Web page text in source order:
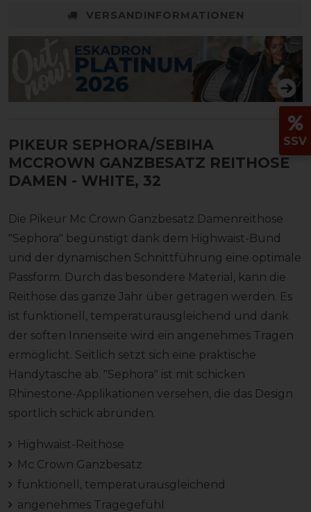
VERSANDINFORMATIONEN
PIKEUR SEPHORA/SEBIHA
MCCROWN GANZBESATZ REITHOSE
DAMEN - WHITE, 32
Die Pikeur Mc Crown Ganzbesatz Damenreithose
"Sephora" begünstigt dank dem Highwaist-Bund
und der dynamischen Schnittführung eine optimale
Passform. Durch das besondere Material, kann die
Reithose das ganze Jahr über getragen werden. Es
ist funktionell, temperaturausgleichend und dank
der soften Innenseite wird ein angenehmes Tragen
ermöglicht. Seitlich setzt sich eine praktische
Handytasche ab. "Sephora" ist mit schicken
Rhinestone-Applikationen versehen, die das Design
sportlich schick abrunden.
Highwaist-Reithose
Mc Crown Ganzbesatz
funktionell, temperaturausgleichend
angenehmes Tragegefühl
SSV